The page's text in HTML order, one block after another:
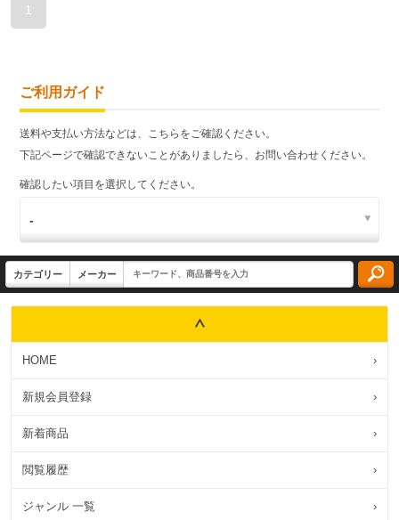
1
ご利用ガイド
送料や支払い方法などは、こちらをご確認ください。
下記ページで確認できないことがありましたら、お問い合わせください。
確認したい項目を選択してください。
HOME ›
新規会員登録 ›
新着商品 ›
閲覧履歴 ›
ジャンル 一覧 ›